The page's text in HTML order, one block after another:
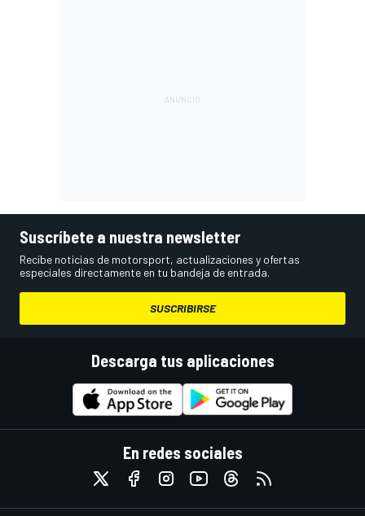
Suscríbete a nuestra newsletter
Recibe noticias de motorsport, actualizaciones y ofertas
especiales directamente en tu bandeja de entrada.
SUSCRIBIRSE
Descarga tus aplicaciones
En redes sociales